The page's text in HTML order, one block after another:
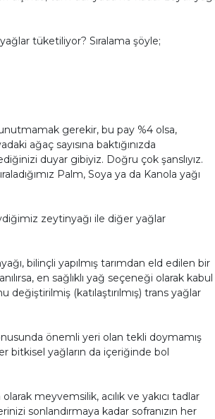
tüketiliyor? Sıralama şöyle;
gerekir, bu pay %4 olsa,
ağaç sayısına baktığınızda
duyar gibiyiz. Doğru çok şanslıyız.
Palm, Soya ya da Kanola yağı
zeytinyağı ile diğer yağlar
bilinçli yapılmış tarımdan eld edilen bir
en sağlıklı yağ seçeneği olarak kabul
(katılaştırılmış) trans yağlar
önemli yeri olan tekli doymamış
bitkisel yağların da içeriğinde bol
meyvemsilik, acılık ve yakıcı tadlar
sonlandırmaya kadar sofranızın her